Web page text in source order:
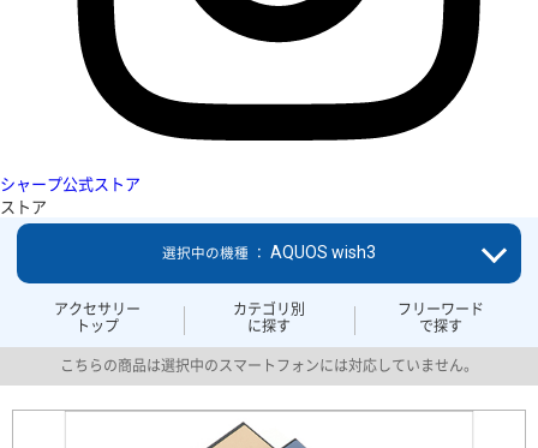
シャープ公式ストア
ストア
アクセサリー
トップ
カテゴリ別
に探す
フリーワード
で探す
選択中の機種 ： AQUOS wish3
こちらの商品は選択中のスマートフォンには対応していません。